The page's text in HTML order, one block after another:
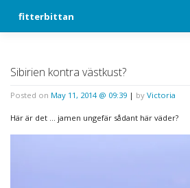
fitterbittan
Sibirien kontra västkust?
Posted on May 11, 2014 @ 09:39 | by Victoria
Här är det … jamen ungefär sådant här väder?